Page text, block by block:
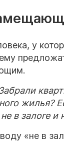
у
жилья?
в залоге
«не в